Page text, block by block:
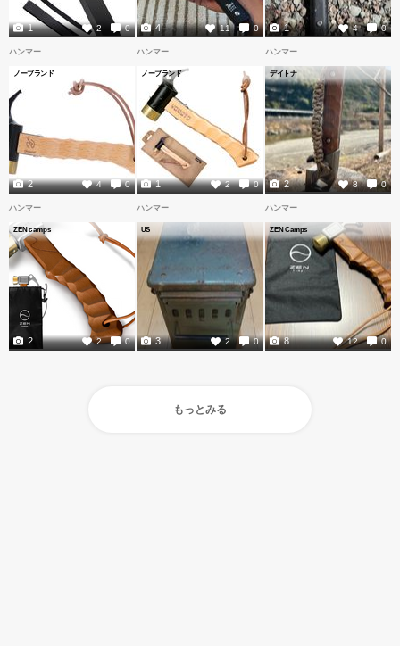
2 0
1 11 0
4 4 0
1
ハンマー
ノーブランド
4 0
2
ハンマー
ノーブランド
2 0
1
ハンマー
デイトナ
8 0
2
ハンマー
ZEN camps
2 0
2
ハンマー
US
2 0
3
ハンマー
ZEN Camps
12 0
8
もっとみる